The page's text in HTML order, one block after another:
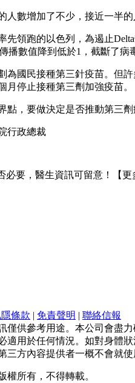
人數增加了不少，接近一半
先領跑的以色列，為遏止
播數值降到低於1，截斷了病
為國民接種第三針疫苗。但
月停止接種第三劑加強疫苗。
點，要做決定是否推動第三
行政總裁
必要，醫生資訊可留意！【更
條款 | 免責聲明 | 聯絡信報
僅供參考用途。本公司會盡
適用於任何情況。如對身體
三方內容提供者一概不會就
權所有，不得轉載。